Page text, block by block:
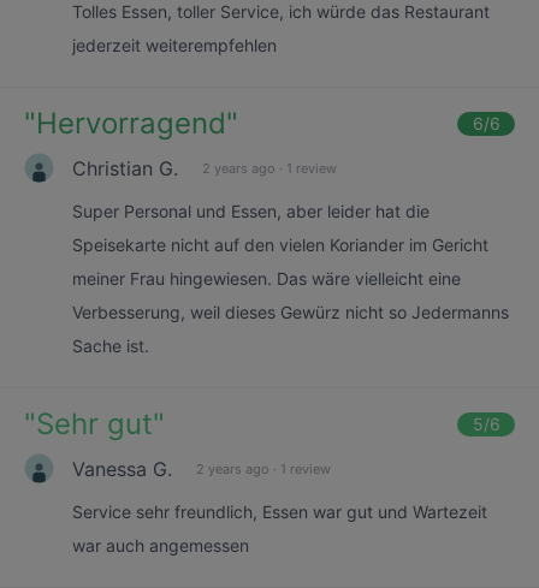
Tolles Essen, toller Service, ich würde das Restaurant
jederzeit weiterempfehlen
"Hervorragend" 6/6
Christian G. 2 years ago · 1 review
Super Personal und Essen, aber leider hat die
Speisekarte nicht auf den vielen Koriander im Gericht
meiner Frau hingewiesen. Das wäre vielleicht eine
Verbesserung, weil dieses Gewürz nicht so Jedermanns
Sache ist.
"Sehr gut" 5/6
Vanessa G. 2 years ago · 1 review
Service sehr freundlich, Essen war gut und Wartezeit
war auch angemessen